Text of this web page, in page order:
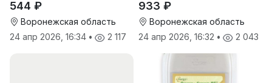
544 ₽
Воронежская область
24 апр 2026, 16:34 • 2 117
933 ₽
Воронежская область
24 апр 2026, 16:32 • 2 043